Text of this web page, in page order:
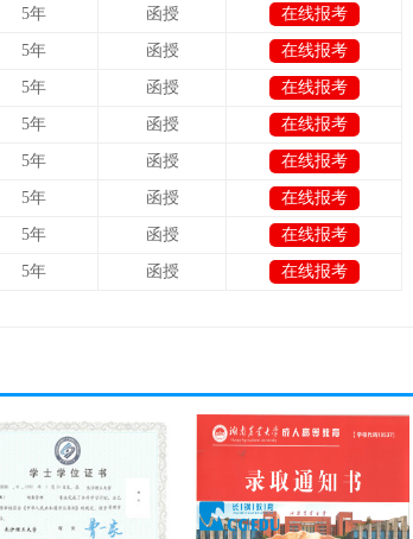
5年 函授 在线报考
5年 函授 在线报考
5年 函授 在线报考
5年 函授 在线报考
5年 函授 在线报考
5年 函授 在线报考
5年 函授 在线报考
5年 函授 在线报考